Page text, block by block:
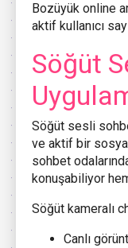
Bozüyük online
aktif kullanıcı
Söğüt
Söğüt sesli
ve aktif bir
sohbet
konuşabiliyor
Söğüt kameralı
Canlı